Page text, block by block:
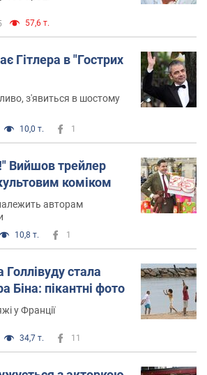
57,6 т.
Гітлера в "Гострих
з'явиться в шостому
10,0 т. 1
Вийшов трейлер
коміком
авторам
10,8 т. 1
Голлівуду стала
Біна: пікантні фото
у Франції
34,7 т. 11